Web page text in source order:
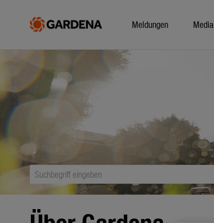
Meldungen Media